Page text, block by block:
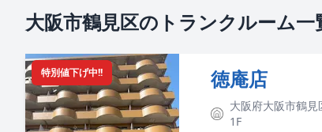
大阪市鶴見区のトランクルーム一
特別値下げ中!! 徳庵店
大阪府大阪市鶴
1F